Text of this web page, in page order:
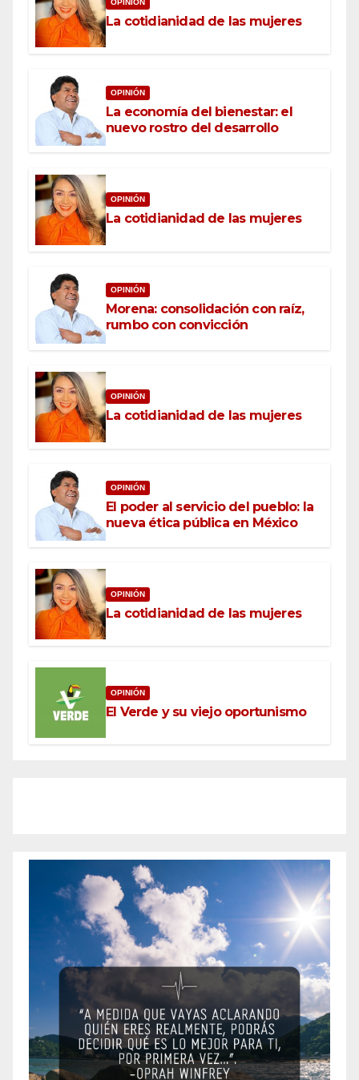
La cotidianidad de las mujeres
OPINIÓN
La economía del bienestar: el
nuevo rostro del desarrollo
OPINIÓN
La cotidianidad de las mujeres
OPINIÓN
Morena: consolidación con raíz,
rumbo con convicción
OPINIÓN
La cotidianidad de las mujeres
OPINIÓN
El poder al servicio del pueblo: la
nueva ética pública en México
OPINIÓN
La cotidianidad de las mujeres
OPINIÓN
El Verde y su viejo oportunismo